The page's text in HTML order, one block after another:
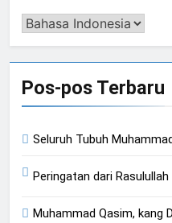
Pengalih
Pos-pos Terbaru
Seluruh Tubuh
Muhammad Qasim, kang